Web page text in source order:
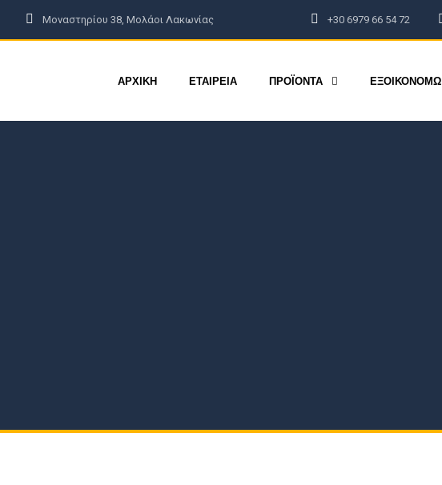
Μοναστηρίου 38, Μολάοι Λακωνίας +30 6979 66 54 72
ΑΡΧΙΚΗ ΕΤΑΙΡΕΙΑ ΠΡΟΪΟΝΤΑ ΕΞΟΙΚΟΝΟΜΩ
ΕΠΙΚΟΙΝΩΝΙΑ